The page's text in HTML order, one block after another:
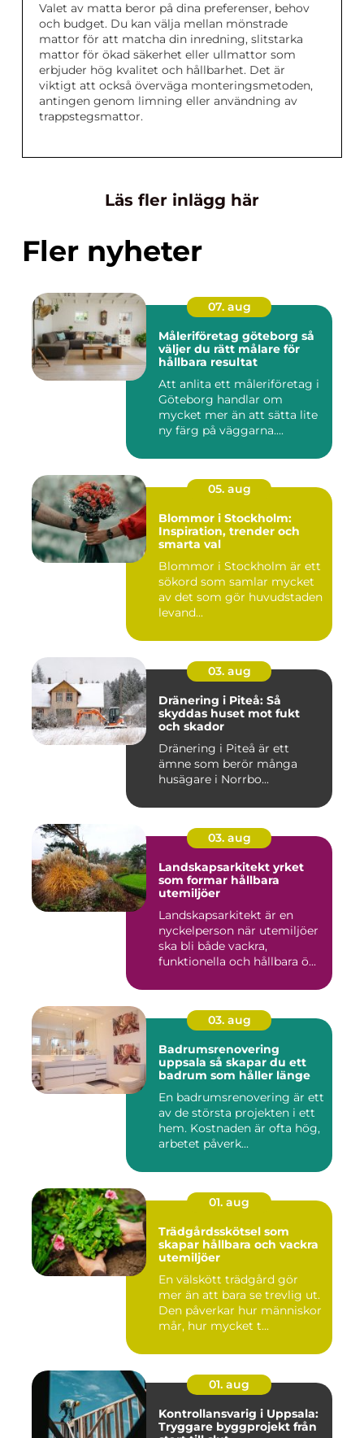
Valet av matta beror på dina preferenser, behov
och budget. Du kan välja mellan mönstrade
mattor för att matcha din inredning, slitstarka
mattor för ökad säkerhet eller ullmattor som
erbjuder hög kvalitet och hållbarhet. Det är
viktigt att också överväga monteringsmetoden,
antingen genom limning eller användning av
trappstegsmattor.
Läs fler inlägg här
Fler nyheter
07. aug
Måleriföretag göteborg så
väljer du rätt målare för
hållbara resultat
Att anlita ett måleriföretag i
Göteborg handlar om
mycket mer än att sätta lite
ny färg på väggarna....
05. aug
Blommor i Stockholm:
Inspiration, trender och
smarta val
Blommor i Stockholm är ett
sökord som samlar mycket
av det som gör huvudstaden
levand...
03. aug
Dränering i Piteå: Så
skyddas huset mot fukt
och skador
Dränering i Piteå är ett
ämne som berör många
husägare i Norrbo...
03. aug
Landskapsarkitekt yrket
som formar hållbara
utemiljöer
Landskapsarkitekt är en
nyckelperson när utemiljöer
ska bli både vackra,
funktionella och hållbara ö...
03. aug
Badrumsrenovering
uppsala så skapar du ett
badrum som håller länge
En badrumsrenovering är ett
av de största projekten i ett
hem. Kostnaden är ofta hög,
arbetet påverk...
01. aug
Trädgårdsskötsel som
skapar hållbara och vackra
utemiljöer
En välskött trädgård gör
mer än att bara se trevlig ut.
Den påverkar hur människor
mår, hur mycket t...
01. aug
Kontrollansvarig i Uppsala:
Tryggare byggprojekt från